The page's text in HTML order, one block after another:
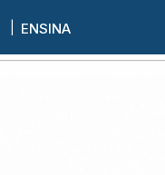
ENSINA